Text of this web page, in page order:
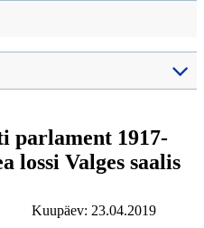
parlament 1917-
lossi Valges saalis
Kuupäev: 23.04.2019